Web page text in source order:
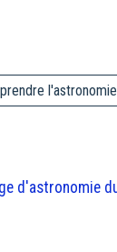
l'astronomie
d'astronomie